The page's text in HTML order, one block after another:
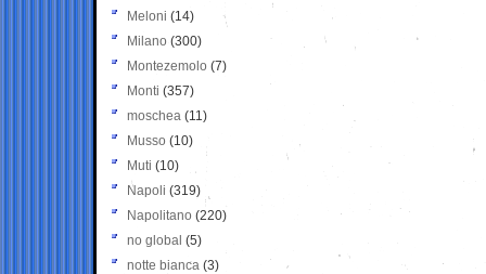
Meloni (14)
Milano (300)
Montezemolo (7)
Monti (357)
moschea (11)
Musso (10)
Muti (10)
Napoli (319)
Napolitano (220)
no global (5)
notte bianca (3)